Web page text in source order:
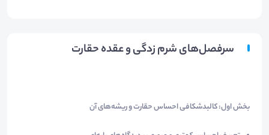
سرفصل‌های شرم زدگی و عقده حقارت
بخش اول: کالبدشکافی احساس حقارت و ریشه‌های آن